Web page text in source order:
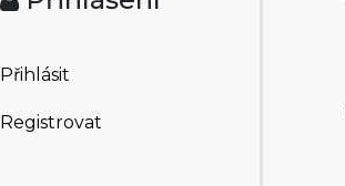
Přihlásit
Registrovat